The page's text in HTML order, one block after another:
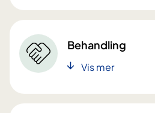
Behandling
Vis mer